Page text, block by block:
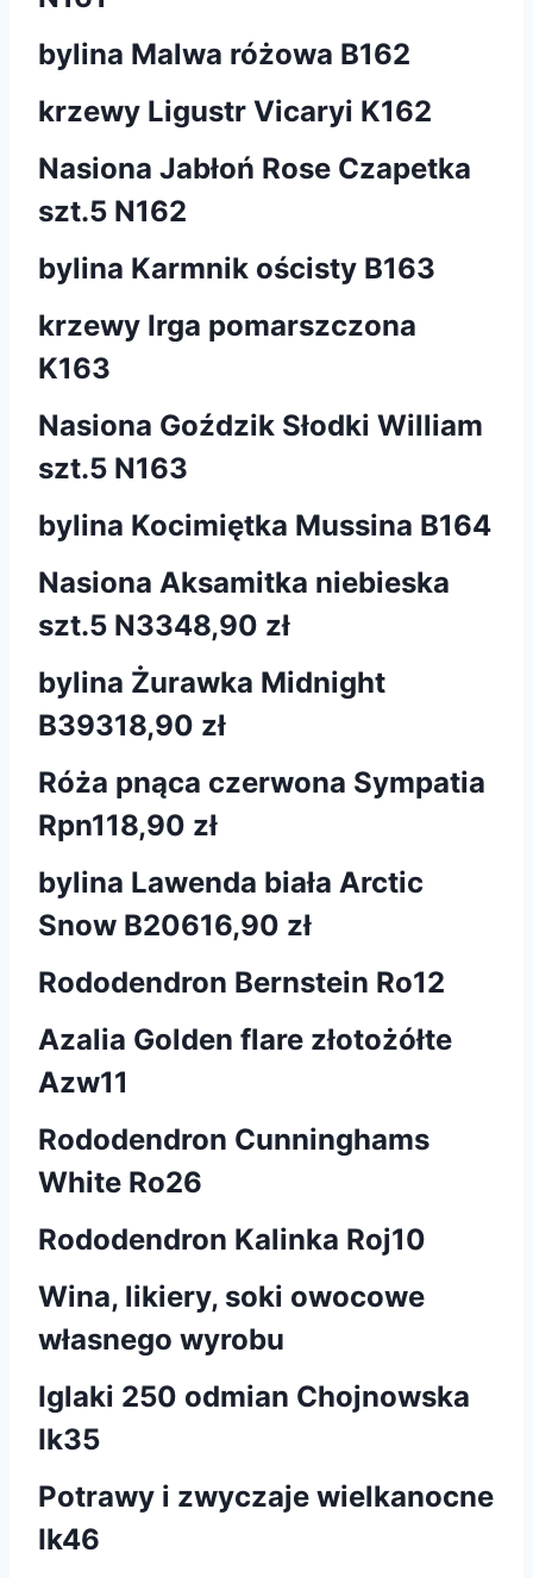
bylina Malwa różowa B162
krzewy Ligustr Vicaryi K162
Nasiona Jabłoń Rose Czapetka
szt.5 N162
bylina Karmnik ościsty B163
krzewy Irga pomarszczona
K163
Nasiona Goździk Słodki William
szt.5 N163
bylina Kocimiętka Mussina B164
Nasiona Aksamitka niebieska
szt.5 N3348,90 zł
bylina Żurawka Midnight
B39318,90 zł
Róża pnąca czerwona Sympatia
Rpn118,90 zł
bylina Lawenda biała Arctic
Snow B20616,90 zł
Rododendron Bernstein Ro12
Azalia Golden flare złotożółte
Azw11
Rododendron Cunninghams
White Ro26
Rododendron Kalinka Roj10
Wina, likiery, soki owocowe
własnego wyrobu
Iglaki 250 odmian Chojnowska
Ik35
Potrawy i zwyczaje wielkanocne
Ik46